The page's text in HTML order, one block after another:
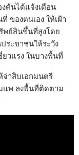
ต้นได้แจ้งเตือน
ของตนเอง ให้เฝ้า
พย์สินขึ้นที่สูงโดย
ระขาชนให้ระวัง
ยวแรง ในบางพื้นที่
าสิบเอกมนตรี
แพ ลงพื้นที่ติดตาม